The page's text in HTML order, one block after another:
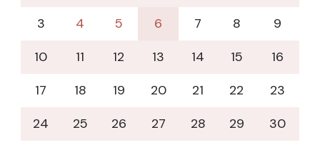
3
4 5 6 7 8
9
10
11 12 13 14 15
16
17
18 19 20 21 22
23
24
25 26 27 28 29
30